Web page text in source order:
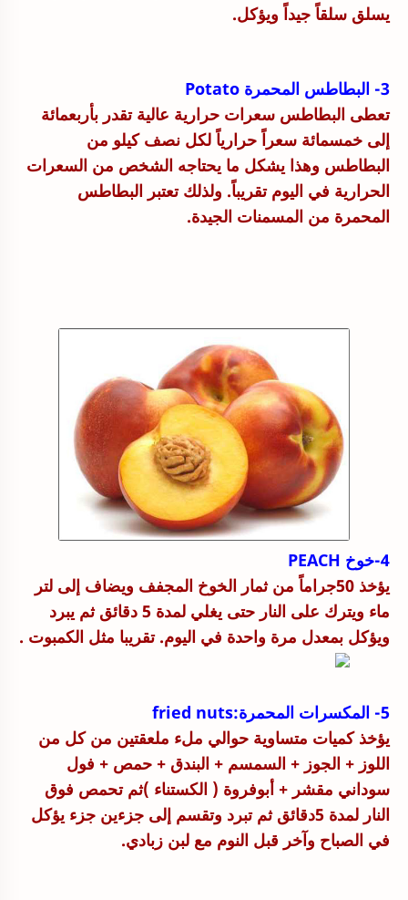
يسلق سلقاً جيداً ويؤكل.
3- البطاطس المحمرة Potato
تعطى البطاطس سعرات حرارية عالية تقدر بأربعمائة
إلى خمسمائة سعراً حرارياً لكل نصف كيلو من
البطاطس وهذا يشكل ما يحتاجه الشخص من السعرات
الحرارية في اليوم تقريباً. ولذلك تعتبر البطاطس
المحمرة من المسمنات الجيدة.
4-خوخ PEACH
يؤخذ 50جراماً من ثمار الخوخ المجفف ويضاف إلى لتر
ماء ويترك على النار حتى يغلي لمدة 5 دقائق ثم يبرد
ويؤكل بمعدل مرة واحدة في اليوم. تقريبا مثل الكمبوت .
5- المكسرات المحمرة:fried nuts
يؤخذ كميات متساوية حوالي ملء ملعقتين من كل من
اللوز + الجوز + السمسم + البندق + حمص + فول
سوداني مقشر + أبوفروة ( الكستناء )ثم تحمص فوق
النار لمدة 5دقائق ثم تبرد وتقسم إلى جزءين جزء يؤكل
في الصباح وآخر قبل النوم مع لبن زبادي.